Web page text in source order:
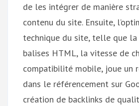
de les intégrer de manière
contenu du site. Ensuite,
technique du site, telle que
balises HTML, la vitesse de
compatibilité mobile, joue un
dans le référencement sur
création de backlinks de